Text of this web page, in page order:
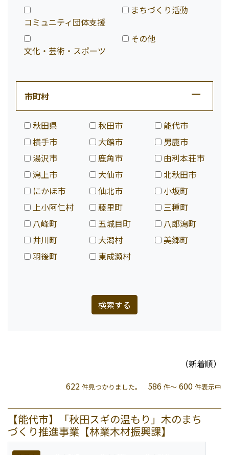
コミュニティ団体支援
まちづくり活動
文化・芸術・スポーツ
その他
市町村
秋田県 秋田市
能代市
横手市
大館市
男鹿市
湯沢市
鹿角市
由利本荘市
潟上市
大仙市
北秋田市
にかほ市
仙北市
小坂町
上小阿仁村
藤里町
三種町
八峰町
五城目町
八郎潟町
井川町
大潟村
美郷町
羽後町
東成瀬村
検索する
（新着順）
622 件見つかりました。 586 件～ 600 件表示中
【能代市】「秋田スギの温もり」木のまち
づくり推進事業【林業木材振興課】